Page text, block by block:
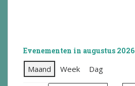
Evenementen in augustus 2026
Maand Week Dag